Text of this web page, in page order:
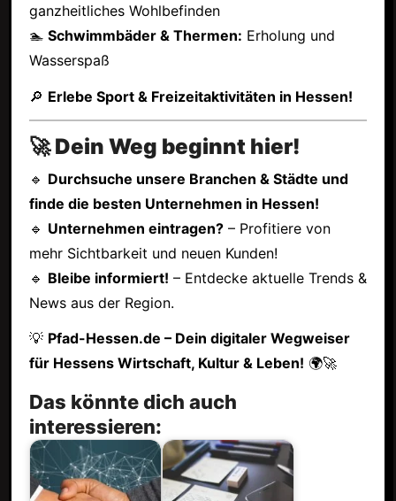
ganzheitliches Wohlbefinden
🏊 Schwimmbäder & Thermen: Erholung und
Wasserspaß
🔎 Erlebe Sport & Freizeitaktivitäten in Hessen!
🚀 Dein Weg beginnt hier!
🔹 Durchsuche unsere Branchen & Städte und
finde die besten Unternehmen in Hessen!
🔹 Unternehmen eintragen?– Profitiere von
mehr Sichtbarkeit und neuen Kunden!
🔹 Bleibe informiert! – Entdecke aktuelle Trends &
News aus der Region.
💡 Pfad-Hessen.de – Dein digitaler Wegweiser
für Hessens Wirtschaft, Kultur & Leben! 🌍🚀
Das könnte dich auch
interessieren: